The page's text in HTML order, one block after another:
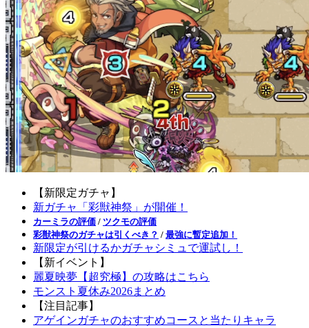
【新限定ガチャ】
新ガチャ「彩獣神祭」が開催！
カーミラの評価 / ツクモの評価
彩獣神祭のガチャは引くべき？ / 最強に暫定追加！
新限定が引けるかガチャシミュで運試し！
【新イベント】
麗夏映夢【超究極】の攻略はこちら
モンスト夏休み2026まとめ
【注目記事】
アゲインガチャのおすすめコースと当たりキャラ